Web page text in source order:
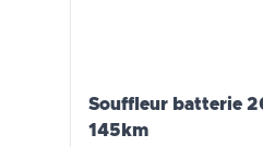
Souffleur batterie
145km